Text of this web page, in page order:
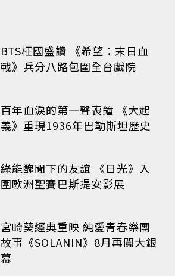
BTS柾國盛讚 《希望：末日血
戰》兵分八路包圍全台戲院
百年血淚的第一聲喪鐘 《大起
義》重現1936年巴勒斯坦歷史
綠能醜聞下的友誼 《日光》入
圍歐洲聖賽巴斯提安影展
宮崎葵經典重映 純愛青春樂團
故事《SOLANIN》8月再闖大銀
幕